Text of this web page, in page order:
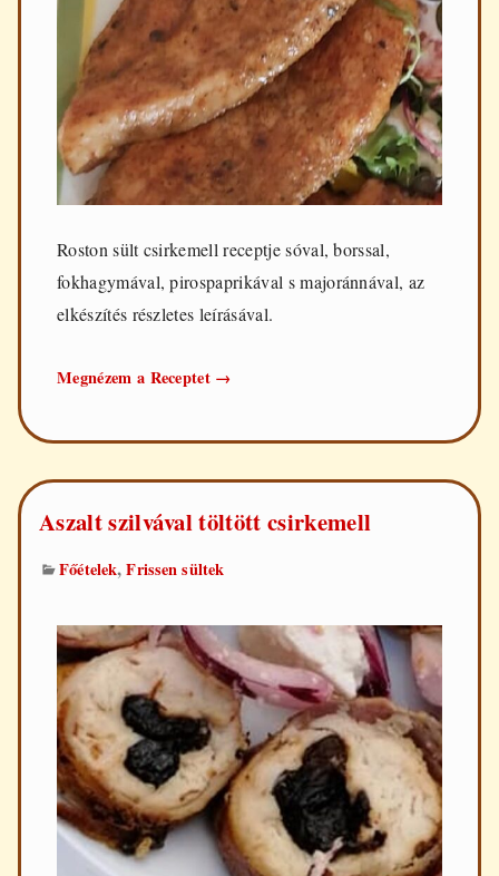
Roston sült csirkemell receptje sóval, borssal,
fokhagymával, pirospaprikával s majoránnával, az
elkészítés részletes leírásával.
Megnézem a Receptet Roston
→
Aszalt szilvával töltött csirkemell
Főételek,Frissen sültek